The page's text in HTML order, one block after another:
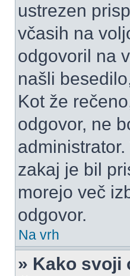
ustrezen
včasih na
odgovoril na
našli
Kot že
odgovor, ne
zakaj je bil
morejo več
odgovor.
Na vrh
» Kako svoji